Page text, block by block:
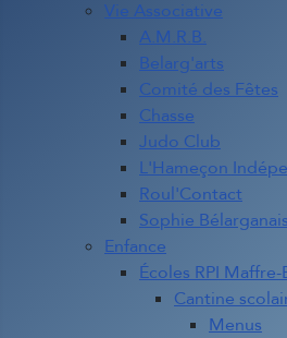
Vie Associative
A.M.R.B.
Belarg'arts
Comité des Fêtes
Chasse
Judo Club
L'Hameçon
Roul'Contact
Sophie
Enfance
Écoles RPI
Cantine
Menus